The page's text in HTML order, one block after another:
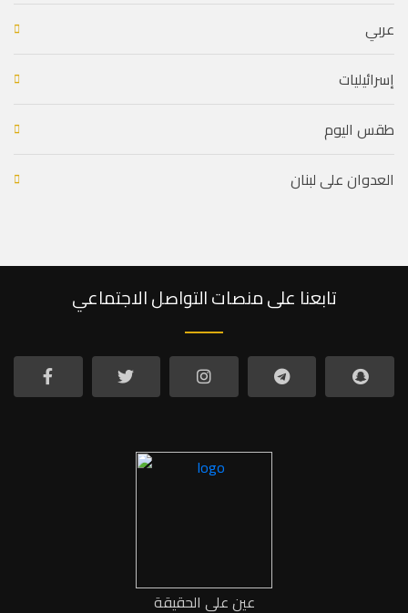
عربي
إسرائيليات
طقس اليوم
العدوان على لبنان
تابعنا على منصات التواصل الاجتماعي
عين على الحقيقة